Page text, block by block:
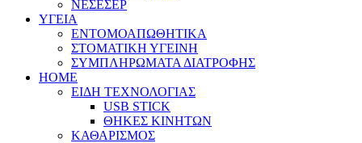
ΝΕΣΕΣΕΡ
ΥΓΕΙΑ
ΕΝΤΟΜΟΑΠΩΘΗΤΙΚΑ
ΣΤΟΜΑΤΙΚΗ ΥΓΕΙΝΗ
ΣΥΜΠΛΗΡΩΜΑΤΑ ΔΙΑΤΡΟΦΗΣ
HOME
ΕΙΔΗ ΤΕΧΝΟΛΟΓΙΑΣ
USB STICK
ΘΗΚΕΣ ΚΙΝΗΤΩΝ
ΚΑΘΑΡΙΣΜΟΣ